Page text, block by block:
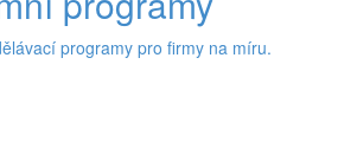
programy pro firmy na míru.